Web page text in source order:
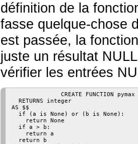
définition de la
fasse quelque-chose
est passée, la
juste un résultat
vérifier les entrées
CREATE FUNCTION pymax
  RETURNS integer
AS $$
  if (a is None) or (b is None):
    return None
  if a > b:
    return a
  return b